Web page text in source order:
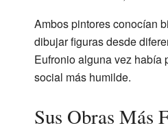
Ambos pintores conocían
dibujar figuras desde
Eufronio alguna vez había
social más humilde.
Sus Obras Más